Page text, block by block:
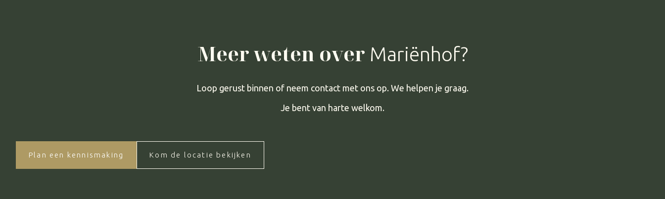
Meer weten over Mariënhof?
Loop gerust binnen of neem contact met ons op. We helpen je graag.
Je bent van harte welkom.
Plan een kennismaking Kom de locatie bekijken